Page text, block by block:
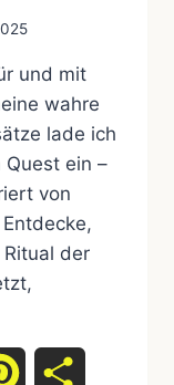
und mit
wahre
lade ich
ein –
von
der
Pinterest